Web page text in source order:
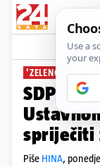
'ZELENO
SDP i
spriječiti
Piše HINA,